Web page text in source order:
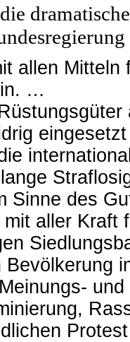
allen
…
Sinne des
aller Kraft